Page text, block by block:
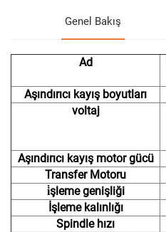
Genel Bakış
Ad
Aşındırıcı kayış boyutları
voltaj
Aşındırıcı kayış motor gücü
Transfer Motoru
i̇şleme genişliği
İşleme kalınlığı
Spindle hızı